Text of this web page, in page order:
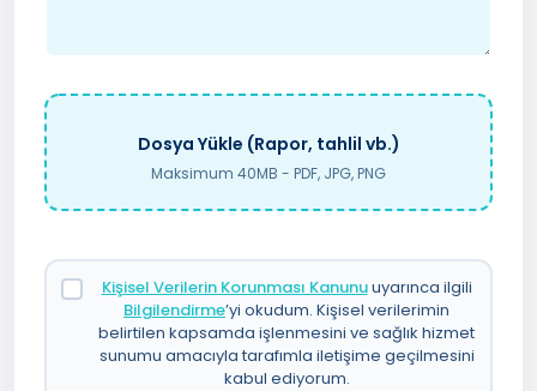
Dosya Yükle (Rapor, tahlil vb.)
Maksimum 40MB - PDF, JPG, PNG
Kişisel Verilerin Korunması Kanunuuyarınca ilgili
Bilgilendirme’yi okudum. Kişisel verilerimin
belirtilen kapsamda işlenmesini ve sağlık hizmet
sunumu amacıyla tarafımla iletişime geçilmesini
kabul ediyorum.